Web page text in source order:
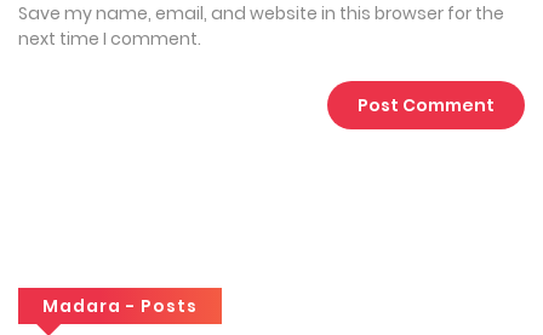
Save my name, email, and website in this browser for the
next time I comment.
Madara - Posts